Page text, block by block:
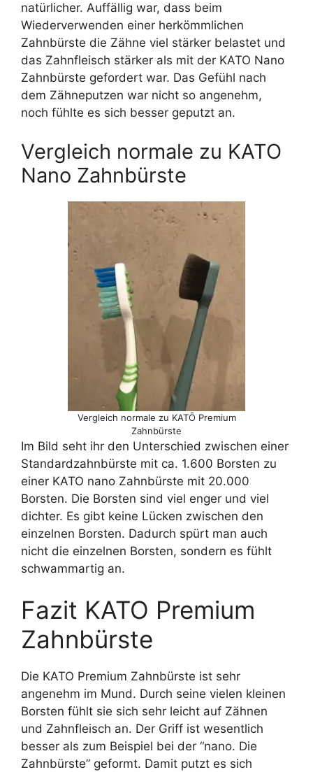
natürlicher. Auffällig war, dass beim
Wiederverwenden einer herkömmlichen
Zahnbürste die Zähne viel stärker belastet und
das Zahnfleisch stärker als mit der KATO Nano
Zahnbürste gefordert war. Das Gefühl nach
dem Zähneputzen war nicht so angenehm,
noch fühlte es sich besser geputzt an.
Vergleich normale zu KATO
Nano Zahnbürste
Vergleich normale zu KATŌ Premium
Zahnbürste
Im Bild seht ihr den Unterschied zwischen einer
Standardzahnbürste mit ca. 1.600 Borsten zu
einer KATO nano Zahnbürste mit 20.000
Borsten. Die Borsten sind viel enger und viel
dichter. Es gibt keine Lücken zwischen den
einzelnen Borsten. Dadurch spürt man auch
nicht die einzelnen Borsten, sondern es fühlt
schwammartig an.
Fazit KATO Premium
Zahnbürste
Die KATO Premium Zahnbürste ist sehr
angenehm im Mund. Durch seine vielen kleinen
Borsten fühlt sie sich sehr leicht auf Zähnen
und Zahnfleisch an. Der Griff ist wesentlich
besser als zum Beispiel bei der “nano. Die
Zahnbürste” geformt. Damit putzt es sich